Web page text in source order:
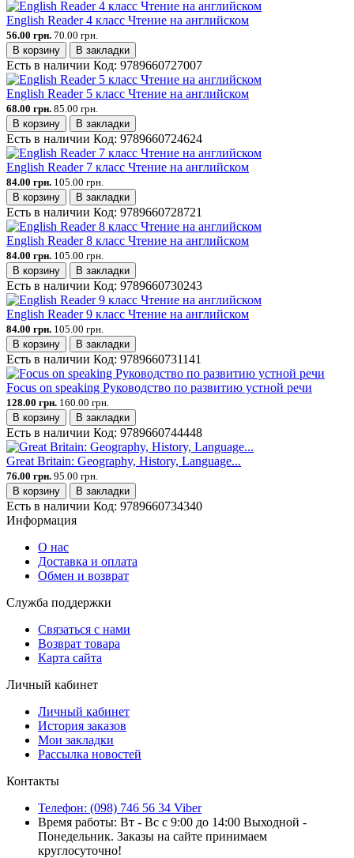
English Reader 4 класс Чтение на английском
56.00 грн. 70.00 грн.
В корзину
В закладки
Есть в наличии Код: 9789660727007
English Reader 5 класс Чтение на английском
68.00 грн. 85.00 грн.
В корзину
В закладки
Есть в наличии Код: 9789660724624
English Reader 7 класс Чтение на английском
84.00 грн. 105.00 грн.
В корзину
В закладки
Есть в наличии Код: 9789660728721
English Reader 8 класс Чтение на английском
84.00 грн. 105.00 грн.
В корзину
В закладки
Есть в наличии Код: 9789660730243
English Reader 9 класс Чтение на английском
84.00 грн. 105.00 грн.
В корзину
В закладки
Есть в наличии Код: 9789660731141
Focus on speaking Руководство по развитию устной речи
128.00 грн. 160.00 грн.
В корзину
В закладки
Есть в наличии Код: 9789660744448
Great Britain: Geography, History, Language...
76.00 грн. 95.00 грн.
В корзину
В закладки
Есть в наличии Код: 9789660734340
Информация
О нас
Доставка и оплата
Обмен и возврат
Служба поддержки
Связаться с нами
Возврат товара
Карта сайта
Личный кабинет
Личный кабинет
История заказов
Мои закладки
Рассылка новостей
Контакты
Телефон: (098) 746 56 34 Viber
Время работы: Вт - Вс с 9:00 до 14:00 Выходной -
Понедельник. Заказы на сайте принимаем
круглосуточно!